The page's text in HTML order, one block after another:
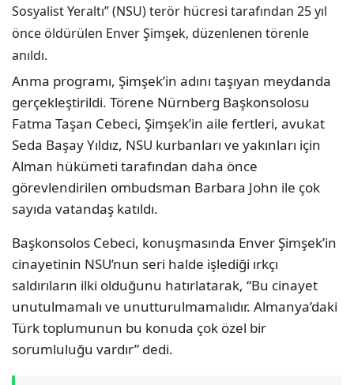
Sosyalist Yeraltı” (NSU) terör hücresi tarafından 25 yıl
önce öldürülen Enver Şimşek, düzenlenen törenle
anıldı.
Anma programı, Şimşek’in adını taşıyan meydanda
gerçekleştirildi. Törene Nürnberg Başkonsolosu
Fatma Taşan Cebeci, Şimşek’in aile fertleri, avukat
Seda Başay Yıldız, NSU kurbanları ve yakınları için
Alman hükümeti tarafından daha önce
görevlendirilen ombudsman Barbara John ile çok
sayıda vatandaş katıldı.
Başkonsolos Cebeci, konuşmasında Enver Şimşek’in
cinayetinin NSU’nun seri halde işlediği ırkçı
saldırıların ilki olduğunu hatırlatarak, “Bu cinayet
unutulmamalı ve unutturulmamalıdır. Almanya’daki
Türk toplumunun bu konuda çok özel bir
sorumluluğu vardır” dedi.